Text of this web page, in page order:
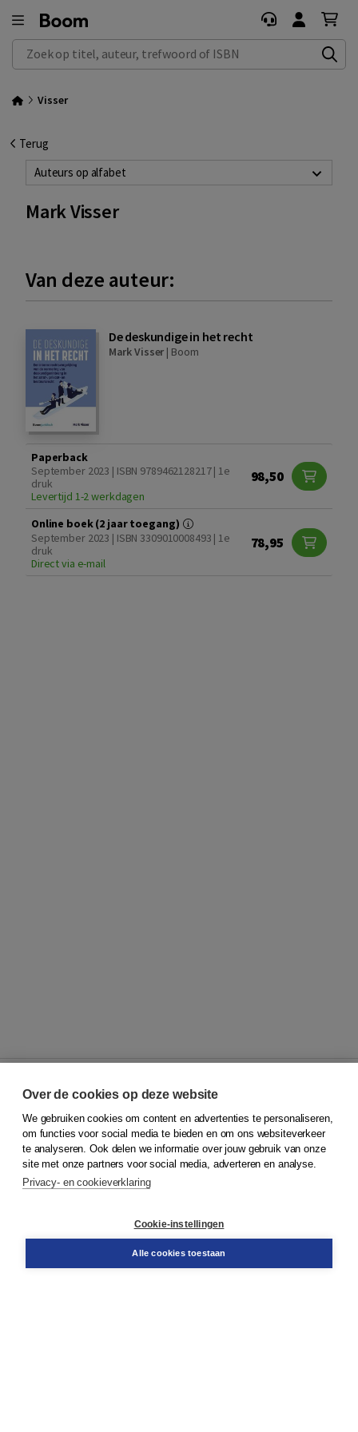
Zoek op titel, auteur, trefwoord of ISBN
Visser
Terug
Auteurs op alfabet
Mark Visser
Van deze auteur:
De deskundige in het recht
Mark Visser | Boom
Paperback
September 2023 | ISBN 9789462128217 | 1e
druk
Levertijd 1-2 werkdagen
98,50
Online boek (2 jaar toegang)
September 2023 | ISBN 3309010008493 | 1e
druk
Direct via e-mail
78,95
© 2026Koninklijke Boom uitgevers
Klantenservice
Service & informatie
Contact
Over de cookies op deze website
We gebruiken cookies om content en advertenties te personaliseren,
om functies voor social media te bieden en om ons websiteverkeer
te analyseren. Ook delen we informatie over jouw gebruik van onze
site met onze partners voor social media, adverteren en analyse.
Privacy- en cookieverklaring
Cookie-instellingen
Alle cookies toestaan